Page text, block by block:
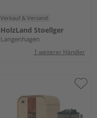
Verkauf & Versand
HolzLand Stoellger
Langenhagen
1 weiterer Händler